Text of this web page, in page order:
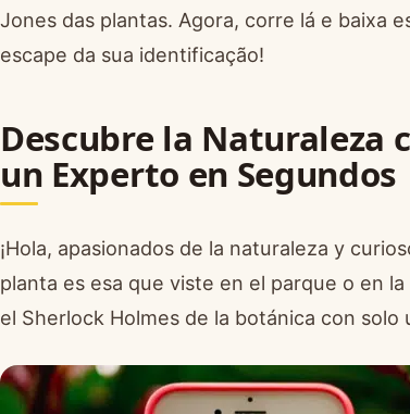
Jones das plantas. Agora, corre lá e baixa
escape da sua identificação!
Descubre la Naturaleza
un Experto en Segundos
¡Hola, apasionados de la naturaleza y
planta es esa que viste en el parque o en
el Sherlock Holmes de la botánica con